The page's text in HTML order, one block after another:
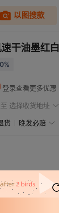
干油墨红
登录查看更多优惠
选择收货地址
货 晚发必赔